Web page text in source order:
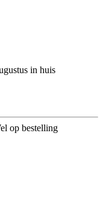
in huis
op bestelling